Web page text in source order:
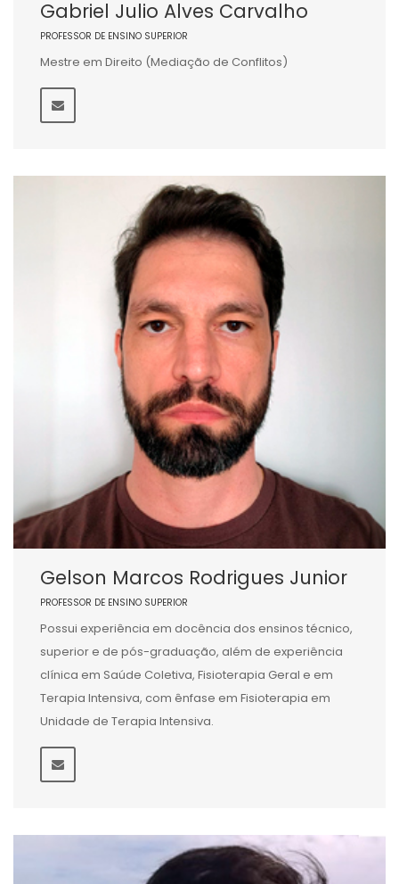
Gabriel Julio Alves Carvalho
PROFESSOR DE ENSINO SUPERIOR
Mestre em Direito (Mediação de Conflitos)
Gelson Marcos Rodrigues Junior
PROFESSOR DE ENSINO SUPERIOR
Possui experiência em docência dos ensinos técnico,
superior e de pós-graduação, além de experiência
clínica em Saúde Coletiva, Fisioterapia Geral e em
Terapia Intensiva, com ênfase em Fisioterapia em
Unidade de Terapia Intensiva.